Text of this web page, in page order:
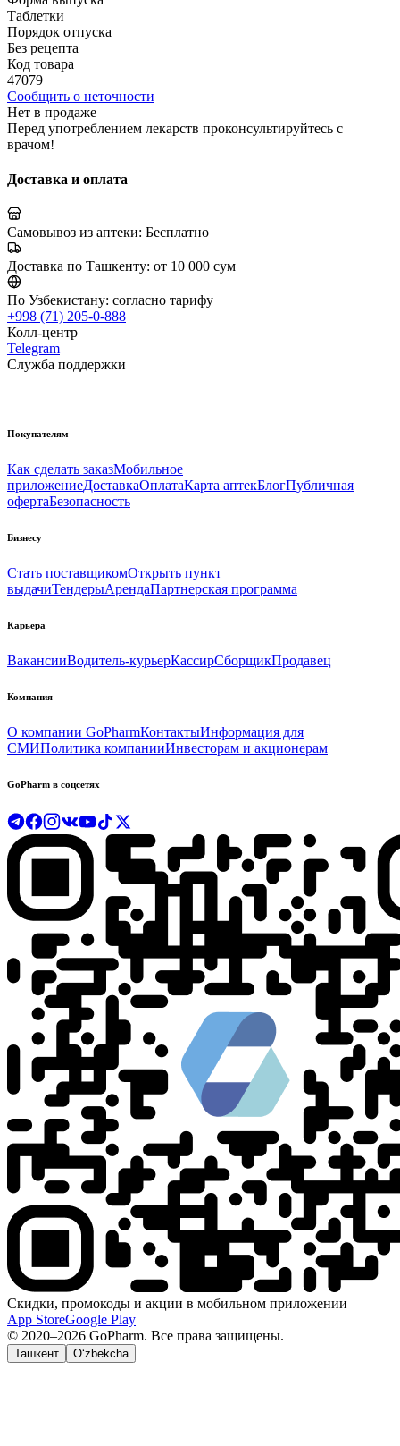
Таблетки
Порядок отпуска
Без рецепта
Код товара
47079
Сообщить о неточности
Нет в продаже
Перед употреблением лекарств проконсультируйтесь с
врачом!
Доставка и оплата
Самовывоз из аптеки: Бесплатно
Доставка по Ташкенту: от 10 000 сум
По Узбекистану: согласно тарифу
+998 (71) 205-0-888
Колл-центр
Telegram
Служба поддержки
Покупателям
Как сделать заказМобильное
приложениеДоставкаОплатаКарта аптекБлогПубличная
офертаБезопасность
Бизнесу
Стать поставщикомОткрыть пункт
выдачиТендерыАрендаПартнерская программа
Карьера
ВакансииВодитель-курьерКассирСборщикПродавец
Компания
О компании GoPharmКонтактыИнформация для
СМИПолитика компанииИнвесторам и акционерам
GoPharm в соцсетях
Скидки, промокоды и акции в мобильном приложении
App StoreGoogle Play
© 2020–2026 GoPharm. Все права защищены.
Ташкент O‘zbekcha